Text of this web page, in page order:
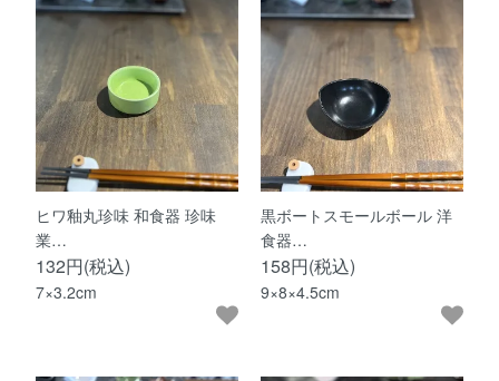
ヒワ釉丸珍味 和食器 珍味
業…
132円(税込)
7×3.2cm
黒ボートスモールボール 洋
食器…
158円(税込)
9×8×4.5cm